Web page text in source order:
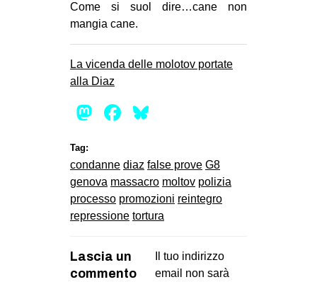
Come si suol dire…cane non
mangia cane.
La vicenda delle molotov portate
alla Diaz
Mastodon
Facebook
Tag:
condanne diaz false prove G8
genova massacro moltov polizia
processo promozioni reintegro
repressione tortura
Lascia un
commento
Il tuo indirizzo
email non sarà